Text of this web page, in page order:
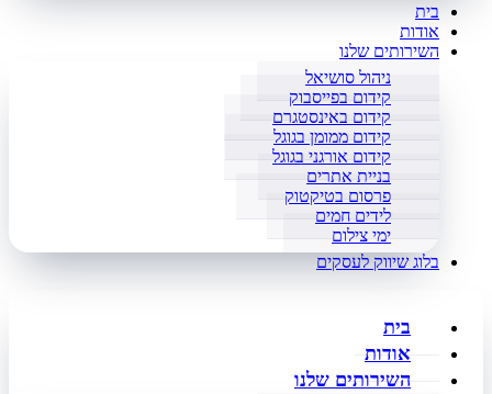
בית
אודות
השירותים שלנו
ניהול סושיאל
קידום בפייסבוק
קידום באינסטגרם
קידום ממומן בגוגל
קידום אורגני בגוגל
בניית אתרים
פרסום בטיקטוק
לידים חמים
ימי צילום
בלוג שיווק לעסקים
בית
אודות
השירותים שלנו